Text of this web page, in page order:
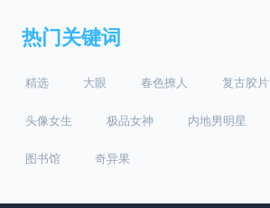
热门关键词
精选 大眼 春色撩人 复古胶片
头像女生 极品女神 内地男明星
图书馆 奇异果